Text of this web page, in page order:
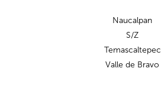
Naucalpan
S/Z
Temascaltepec
Valle de Bravo